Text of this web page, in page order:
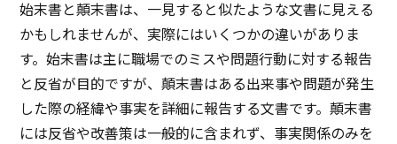
始末書と顛末書は、一見すると似たような文書に見える
かもしれませんが、実際にはいくつかの違いがありま
す。始末書は主に職場でのミスや問題行動に対する報告
と反省が目的ですが、顛末書はある出来事や問題が発生
した際の経緯や事実を詳細に報告する文書です。顛末書
には反省や改善策は一般的に含まれず、事実関係のみを